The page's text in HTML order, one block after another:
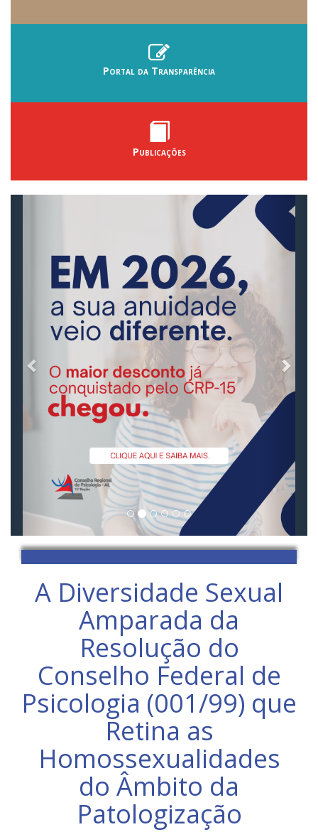
Portal da Transparência
Publicações
A Diversidade Sexual
Amparada da
Resolução do
Conselho Federal de
Psicologia (001/99) que
Retina as
Homossexualidades
do Âmbito da
Patologização